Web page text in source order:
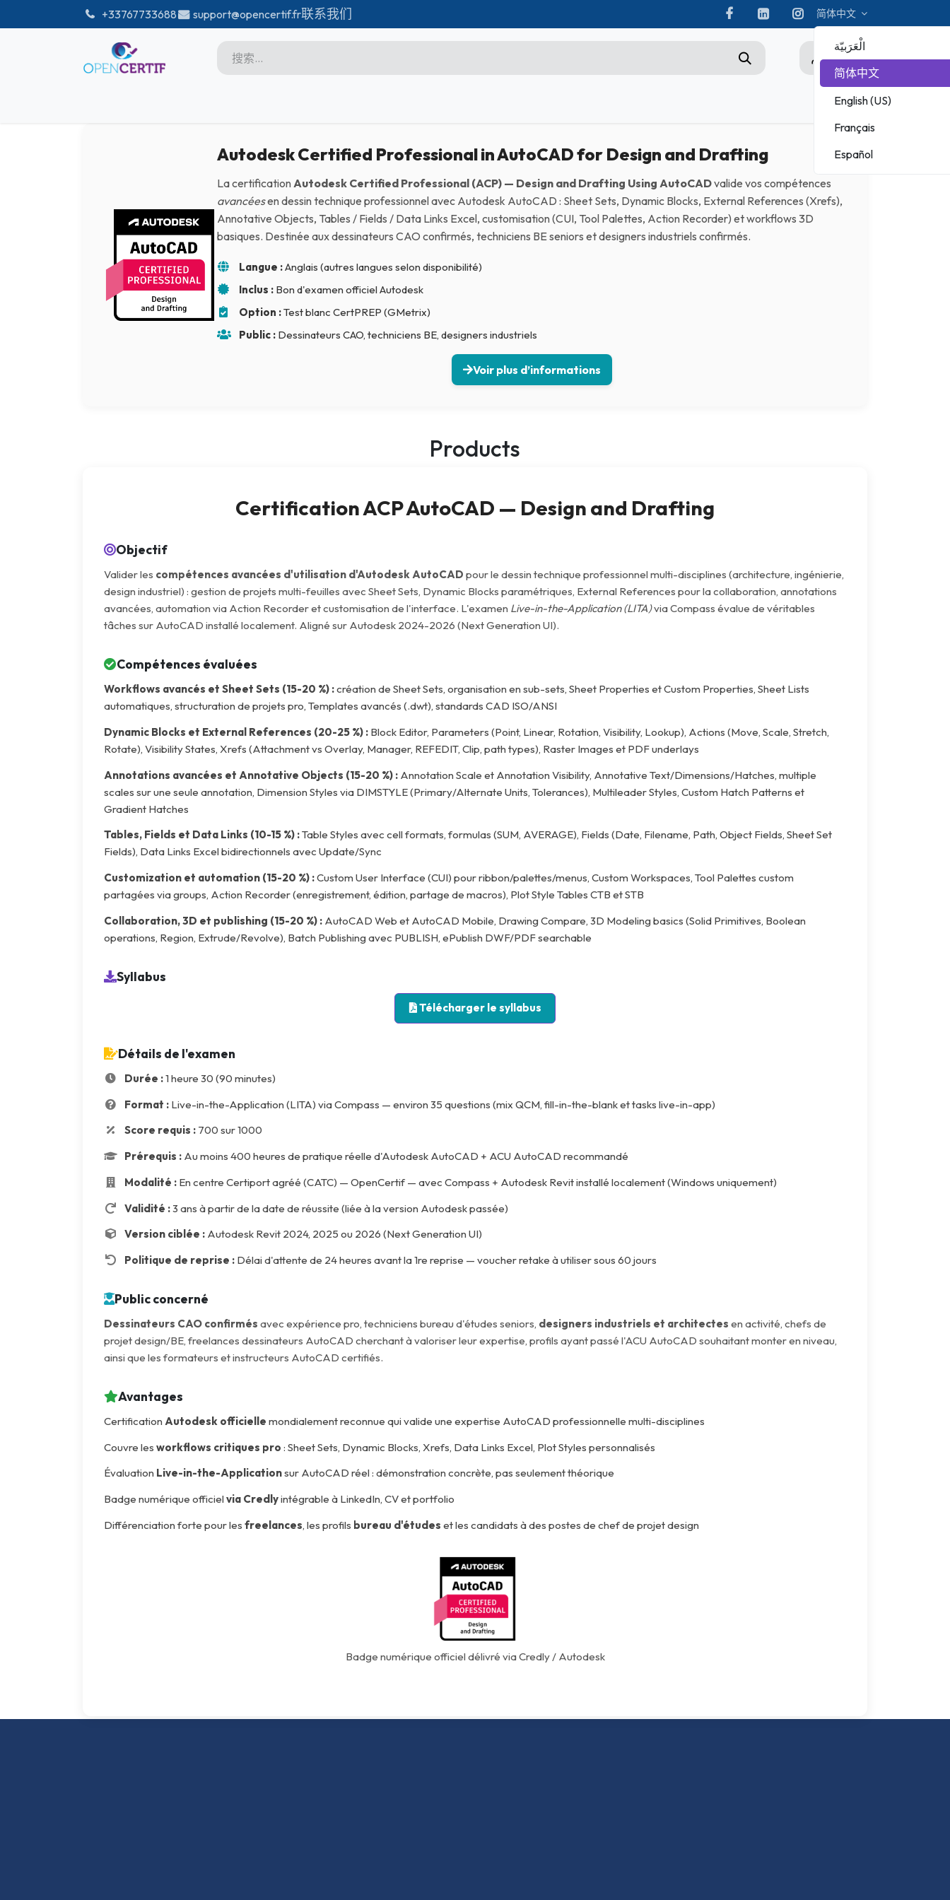
+33767733688 support@opencertif.fr联系我们 简体中文
الْعَرَبيّة
简体中文
English (US)
Français
Español
PMI
linux
GitHub
DataBricks-certif
Intuit
IC3
CSB
NetAPP
AWS
Meta
Oracle
Versant
Agrisciences
ccs
CISSP
axelos
Microsoft Excel Expert
Power Bi
Webmarketing & Réseaux
Intelligence Artificielle
Autodesk Certified Professional in AutoCAD for Design and Drafting
La certificationAutodesk Certified Professional (ACP) — Design and Drafting Using AutoCADvalide vos compétences
avancéesen dessin technique professionnel avec Autodesk AutoCAD : Sheet Sets, Dynamic Blocks, External References (Xrefs),
Annotative Objects, Tables / Fields / Data Links Excel, customisation (CUI, Tool Palettes, Action Recorder) et workflows 3D
basiques. Destinée aux dessinateurs CAO confirmés, techniciens BE seniors et designers industriels confirmés.
Langue :Anglais (autres langues selon disponibilité)
Inclus : Bon d'examen officiel Autodesk
Option :Test blanc CertPREP (GMetrix)
Public : Dessinateurs CAO, techniciens BE, designers industriels
Voir plus d’informations
Products
Certification ACP AutoCAD — Design and Drafting
Objectif
Valider les compétences avancées d'utilisation d'Autodesk AutoCAD pour le dessin technique professionnel multi-disciplines (architecture, ingénierie,
design industriel) : gestion de projets multi-feuilles avec Sheet Sets, Dynamic Blocks paramétriques, External References pour la collaboration, annotations
avancées, automation via Action Recorder et customisation de l'interface. L'examen Live-in-the-Application (LITA)via Compass évalue de véritables
tâches sur AutoCAD installé localement. Aligné sur Autodesk 2024-2026 (Next Generation UI).
Compétences évaluées
Workflows avancés et Sheet Sets (15-20 %) :création de Sheet Sets, organisation en sub-sets, Sheet Properties et Custom Properties, Sheet Lists
automatiques, structuration de projets pro, Templates avancés (.dwt), standards CAD ISO/ANSI
Dynamic Blocks et External References (20-25 %) : Block Editor, Parameters (Point, Linear, Rotation, Visibility, Lookup), Actions (Move, Scale, Stretch,
Rotate), Visibility States, Xrefs (Attachment vs Overlay, Manager, REFEDIT, Clip, path types), Raster Images et PDF underlays
Annotations avancées et Annotative Objects (15-20 %) : Annotation Scale et Annotation Visibility, Annotative Text/Dimensions/Hatches, multiple
scales sur une seule annotation, Dimension Styles via DIMSTYLE (Primary/Alternate Units, Tolerances), Multileader Styles, Custom Hatch Patterns et
Gradient Hatches
Tables, Fields et Data Links (10-15 %) :Table Styles avec cell formats, formulas (SUM, AVERAGE), Fields (Date, Filename, Path, Object Fields, Sheet Set
Fields), Data Links Excel bidirectionnels avec Update/Sync
Customization et automation (15-20 %) :Custom User Interface (CUI) pour ribbon/palettes/menus, Custom Workspaces, Tool Palettes custom
partagées via groups, Action Recorder (enregistrement, édition, partage de macros), Plot Style Tables CTB et STB
Collaboration, 3D et publishing (15-20 %) : AutoCAD Web et AutoCAD Mobile, Drawing Compare, 3D Modeling basics (Solid Primitives, Boolean
operations, Region, Extrude/Revolve), Batch Publishing avec PUBLISH, ePublish DWF/PDF searchable
Syllabus
Télécharger le syllabus
Détails de l'examen
Durée :1 heure 30 (90 minutes)
Format : Live-in-the-Application (LITA) via Compass — environ 35 questions (mix QCM, fill-in-the-blank et tasks live-in-app)
Score requis : 700 sur 1000
Prérequis : Au moins 400 heures de pratique réelle d'Autodesk AutoCAD + ACU AutoCAD recommandé
Modalité : En centre Certiport agréé (CATC) — OpenCertif — avec Compass + Autodesk Revit installé localement (Windows uniquement)
Validité :3 ans à partir de la date de réussite (liée à la version Autodesk passée)
Version ciblée : Autodesk Revit 2024, 2025 ou 2026 (Next Generation UI)
Politique de reprise : Délai d'attente de 24 heures avant la 1re reprise — voucher retake à utiliser sous 60 jours
Public concerné
Dessinateurs CAO confirmés avec expérience pro, techniciens bureau d'études seniors, designers industriels et architectes en activité, chefs de
projet design/BE, freelances dessinateurs AutoCAD cherchant à valoriser leur expertise, profils ayant passé l'ACU AutoCAD souhaitant monter en niveau,
ainsi que les formateurs et instructeurs AutoCAD certifiés.
Avantages
Certification Autodesk officielle mondialement reconnue qui valide une expertise AutoCAD professionnelle multi-disciplines
Couvre les workflows critiques pro : Sheet Sets, Dynamic Blocks, Xrefs, Data Links Excel, Plot Styles personnalisés
Évaluation Live-in-the-Applicationsur AutoCAD réel : démonstration concrète, pas seulement théorique
Badge numérique officiel via Credlyintégrable à LinkedIn, CV et portfolio
Différenciation forte pour les freelances, les profils bureau d'études et les candidats à des postes de chef de projet design
Badge numérique officiel délivré via Credly / Autodesk